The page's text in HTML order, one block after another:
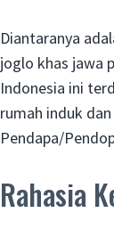
Diantaranya
joglo khas jawa
Indonesia ini
rumah induk
Pendapa/
Rahasia